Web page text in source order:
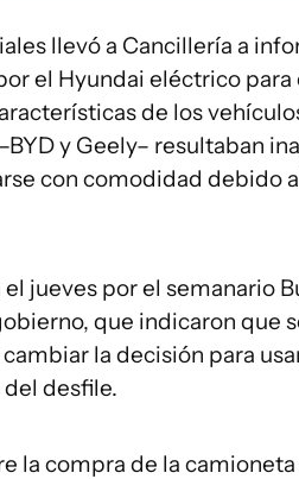
llevó a Cancillería a
el Hyundai eléctrico para
de los
y Geely– resultaban
con comodidad debido
jueves por el semanario
que indicaron que
la decisión para
del desfile.
la compra de la